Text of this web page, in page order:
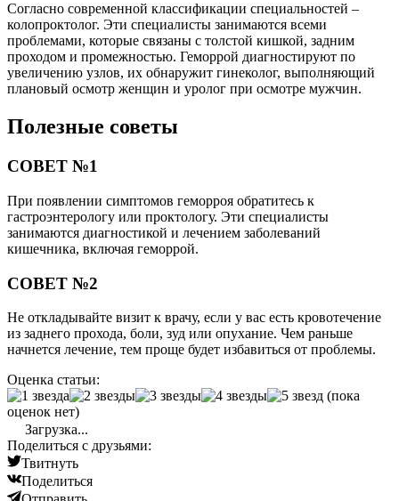
Согласно современной классификации специальностей –
колопроктолог. Эти специалисты занимаются всеми
проблемами, которые связаны с толстой кишкой, задним
проходом и промежностью. Геморрой диагностируют по
увеличению узлов, их обнаружит гинеколог, выполняющий
плановый осмотр женщин и уролог при осмотре мужчин.
Полезные советы
СОВЕТ №1
При появлении симптомов геморроя обратитесь к
гастроэнтерологу или проктологу. Эти специалисты
занимаются диагностикой и лечением заболеваний
кишечника, включая геморрой.
СОВЕТ №2
Не откладывайте визит к врачу, если у вас есть кровотечение
из заднего прохода, боли, зуд или опухание. Чем раньше
начнется лечение, тем проще будет избавиться от проблемы.
Оценка статьи:
(пока
оценок нет)
Загрузка...
Поделиться с друзьями:
Твитнуть
Поделиться